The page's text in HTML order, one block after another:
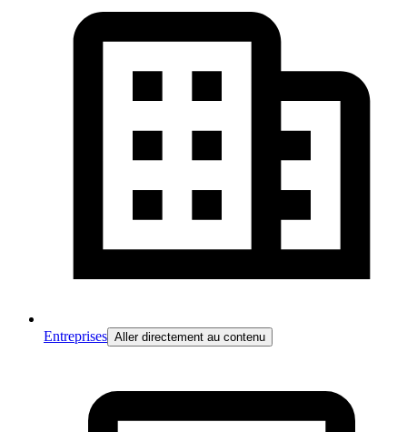
Entreprises Aller directement au contenu